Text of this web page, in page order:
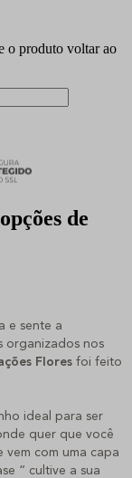
o produto voltar ao
de
e sente a
organizados nos
Flores foi feito
ideal para ser
quer que você
vem com uma capa
“ cultive a sua